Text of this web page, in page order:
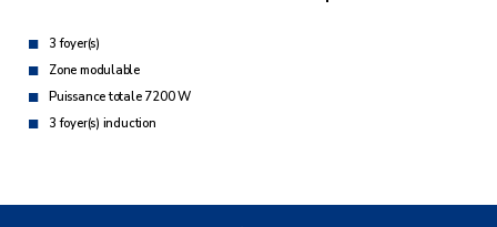
3 foyer(s)
Zone modulable
Puissance totale 7200 W
3 foyer(s) induction